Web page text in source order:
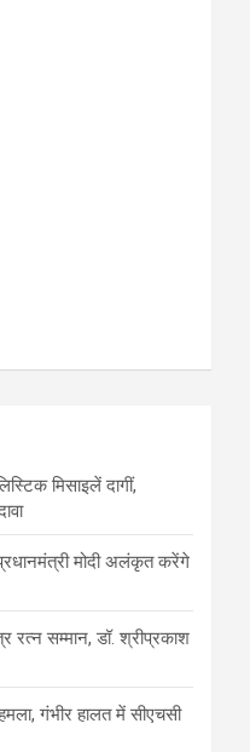
मिसाइलें दागीं,
मोदी अलंकृत करेंगे
रत्न सम्मान, डॉ. श्रीप्रकाश
गंभीर हालत में सीएचसी